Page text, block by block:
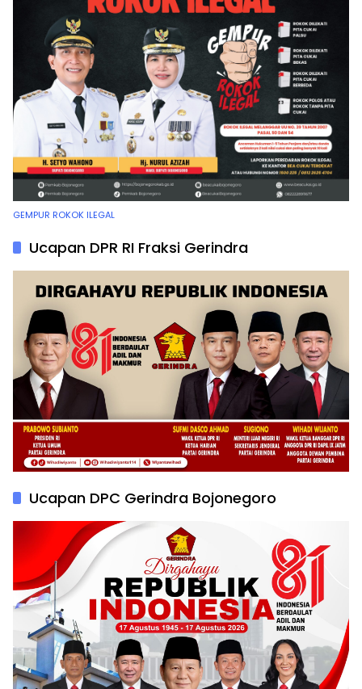
GEMPUR ROKOK ILEGAL
Ucapan DPR RI Fraksi Gerindra
Ucapan DPC Gerindra Bojonegoro